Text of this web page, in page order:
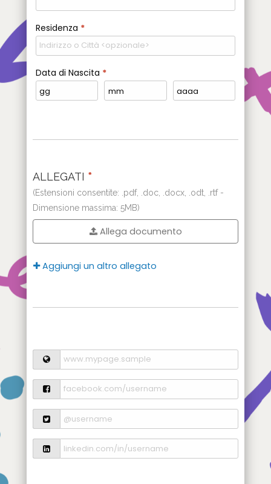
Residenza *
Data di Nascita *
ALLEGATI *
(Estensioni consentite: .pdf, .doc, .docx, .odt, .rtf -
Dimensione massima: 5MB)
Allega documento
Aggiungi un altro allegato